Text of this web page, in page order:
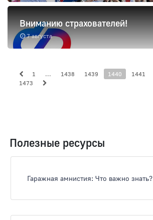
7 августа
Вниманию страхователей!
1 ... 1438 1439 1440 1441
1473
Полезные ресурсы
Гаражная амнистия: Что важно знать?